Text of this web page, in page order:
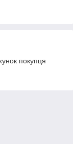
покупця